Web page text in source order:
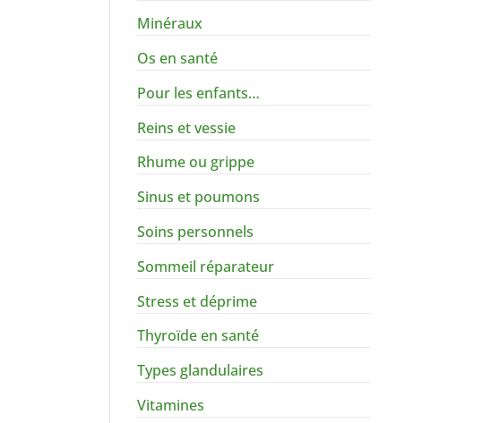
Minéraux
Os en santé
Pour les enfants…
Reins et vessie
Rhume ou grippe
Sinus et poumons
Soins personnels
Sommeil réparateur
Stress et déprime
Thyroïde en santé
Types glandulaires
Vitamines